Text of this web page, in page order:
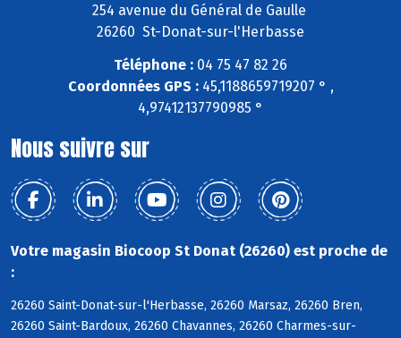
254 avenue du Général de Gaulle
26260 St-Donat-sur-l'Herbasse
Téléphone : 04 75 47 82 26
Coordonnées GPS :45,1188659719207 ° ,
4,97412137790985 °
Nous suivre sur
Votre magasin Biocoop St Donat (26260) est proche de
:
26260 Saint-Donat-sur-l'Herbasse, 26260 Marsaz, 26260 Bren,
26260 Saint-Bardoux, 26260 Chavannes, 26260 Charmes-sur-